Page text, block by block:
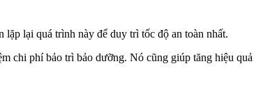
lại quá trình này để duy trì tốc độ an toàn nhất.
chi phí bảo trì bảo dưỡng. Nó cũng giúp tăng hiệu quả